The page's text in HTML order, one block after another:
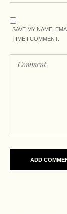
SAVE MY NAME,
TIME I COMMENT.